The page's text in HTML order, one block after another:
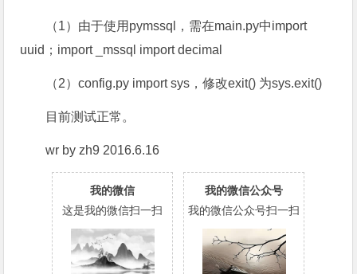
（1）由于使用pymssql，需在main.py中import
uuid；import _mssql import decimal
（2）config.py import sys，修改exit() 为sys.exit()
目前测试正常。
wr by zh9 2016.6.16
我的微信
这是我的微信扫一扫
我的微信公众号
我的微信公众号扫一扫